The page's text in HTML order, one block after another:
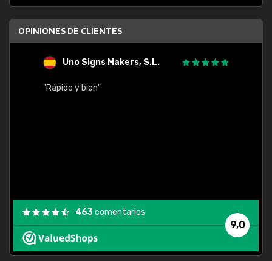
OPINIONES DE CLIENTES
Uno Signs Makers, S.L.
"Rápido y bien"
9,0
463comentarios